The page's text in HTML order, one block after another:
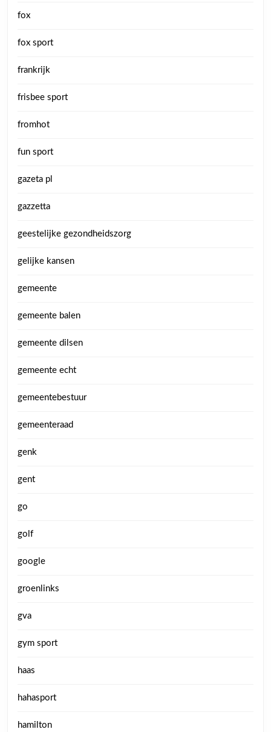
fox
fox sport
frankrijk
frisbee sport
fromhot
fun sport
gazeta pl
gazzetta
geestelijke gezondheidszorg
gelijke kansen
gemeente
gemeente balen
gemeente dilsen
gemeente echt
gemeentebestuur
gemeenteraad
genk
gent
go
golf
google
groenlinks
gva
gym sport
haas
hahasport
hamilton